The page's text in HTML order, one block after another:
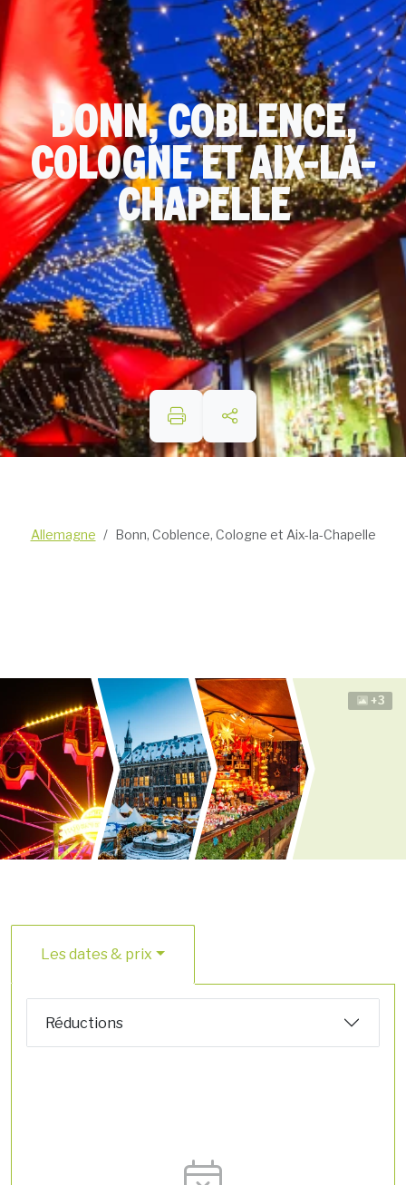
BONN, COBLENCE,
COLOGNE ET AIX-LA-
CHAPELLE
Allemagne Bonn, Coblence, Cologne et Aix-la-Chapelle
+3
Les dates & prix
Réductions